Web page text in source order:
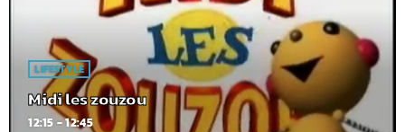
LIFESTYLE
Midi les zouzou
12:15 - 12:45